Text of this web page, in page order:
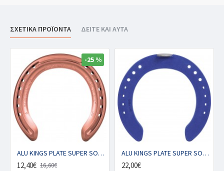
ΣΧΕΤΙΚΑ ΠΡΟΪΟΝΤΑ ΔΕΙΤΕ ΚΑΙ ΑΥΤΑ
-25 %
ALU KINGS PLATE SUPER SOUND CU - Μπροστινό με 1 κλιπ (ζευγ.)
12,40€ 16,60€
ALU KINGS PLATE SUPER SOUND BLUE BOND - Μπροστινό με 1 κλιπ (ζευγ.)
22,00€